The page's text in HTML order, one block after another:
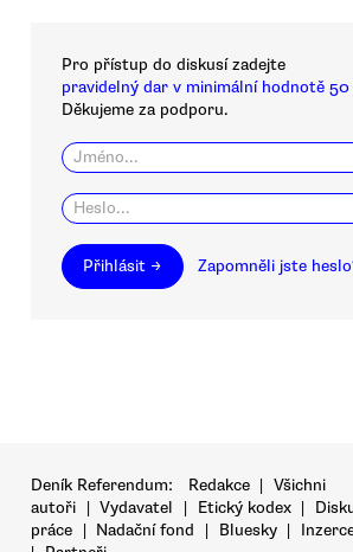
Pro přístup do diskusí zadejte
pravidelný dar v minimální hodnotě 50
Děkujeme za podporu.
Přihlásit → Zapomněli jste
Deník Referendum: Redakce | Všichni
autoři | Vydavatel | Etický kodex |
práce | Nadační fond | Bluesky |